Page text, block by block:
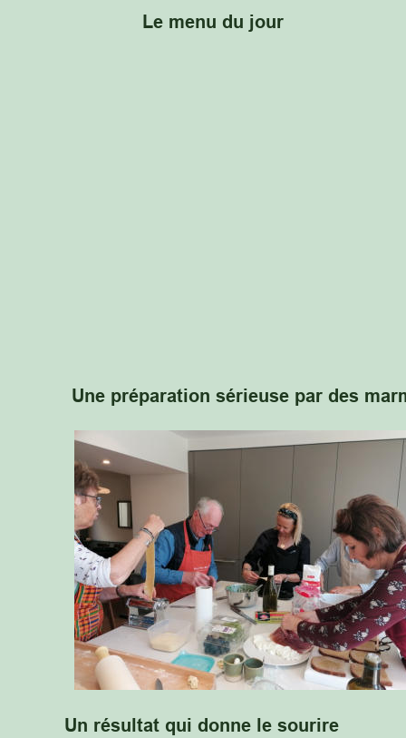
Le menu du jour
Une préparation sérieuse par des
Un résultat qui donne le sourire